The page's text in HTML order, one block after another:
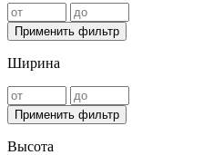
Применить фильтр
Ширина
Применить фильтр
Высота